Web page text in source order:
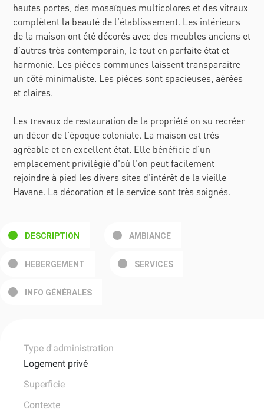
hautes portes, des mosaïques multicolores et des vitraux
complètent la beauté de l'établissement. Les intérieurs
de la maison ont été décorés avec des meubles anciens et
d'autres très contemporain, le tout en parfaite état et
harmonie. Les pièces communes laissent transparaitre
un côté minimaliste. Les pièces sont spacieuses, aérées
et claires.
Les travaux de restauration de la propriété on su recréer
un décor de l'époque coloniale. La maison est très
agréable et en excellent état. Elle bénéficie d'un
emplacement privilégié d'où l'on peut facilement
rejoindre à pied les divers sites d'intérêt de la vieille
Havane. La décoration et le service sont très soignés.
DESCRIPTION AMBIANCE
HEBERGEMENT SERVICES
INFO GÉNÉRALES
Type d'administration
Logement privé
Superficie
Contexte